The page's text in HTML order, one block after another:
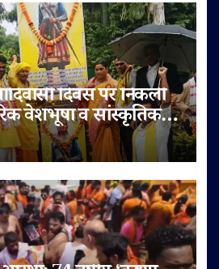
दिवस पर निकली
वेशभूषा व सांस्कृतिक